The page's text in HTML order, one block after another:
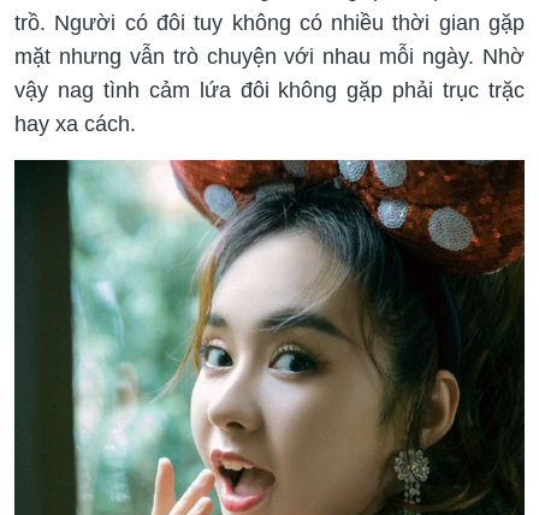
trồ. Người có đôi tuy không có nhiều thời gian gặp
mặt nhưng vẫn trò chuyện với nhau mỗi ngày. Nhờ
vậy nag tình cảm lứa đôi không gặp phải trục trặc
hay xa cách.